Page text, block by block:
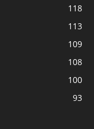
118
113
109
108
100
93